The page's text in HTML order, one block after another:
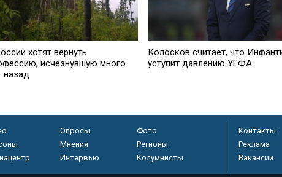
хотят вернуть
исчезнувшую много
назад
Колосков считает, что
уступит давлению УЕФА
Опросы
Фото
Мнения
Регионы
Интервью Колумнисты
Контакты
Реклама
Вакансии